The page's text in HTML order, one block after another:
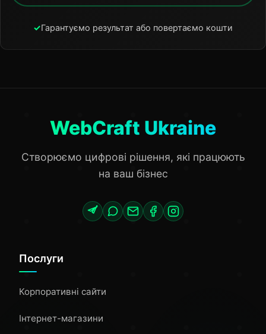
✓Гарантуємо результат або повертаємо кошти
WebCraft Ukraine
Створюємо цифрові рішення, які працюють
на ваш бізнес
Послуги
Корпоративні сайти
Інтернет-магазини